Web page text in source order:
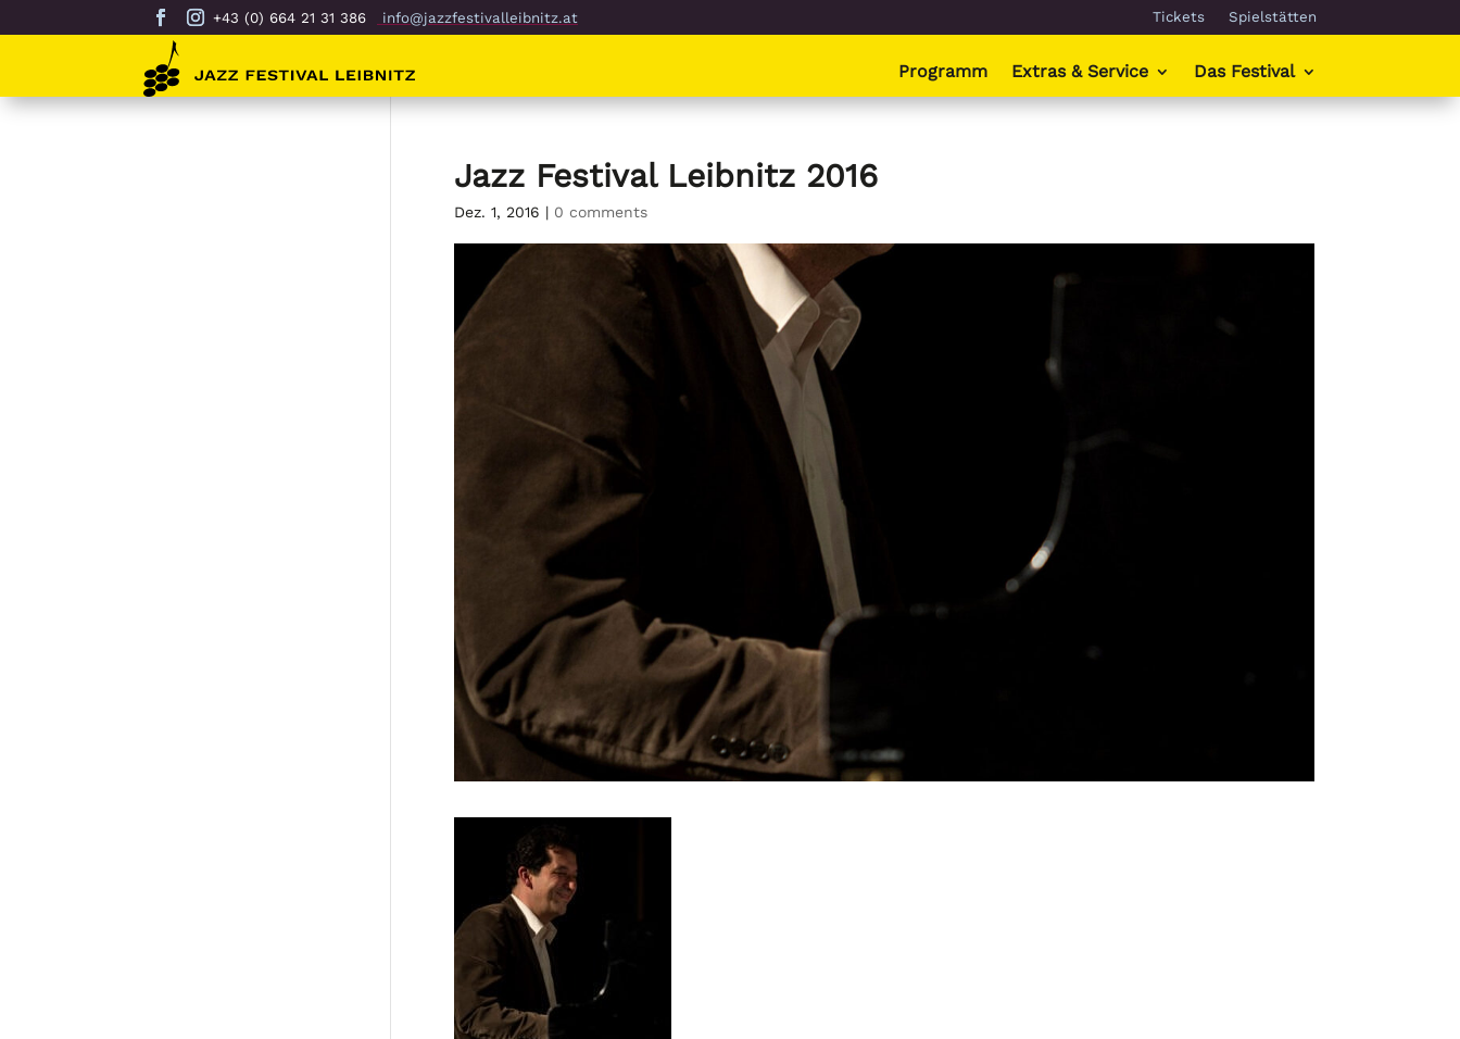
+43 (0) 664 21 31 386 info@jazzfestivalleibnitz.at Tickets Spielstätten
Programm Extras & Service Das Festival
Jazz Festival Leibnitz 2016
Dez. 1, 2016 | 0 comments